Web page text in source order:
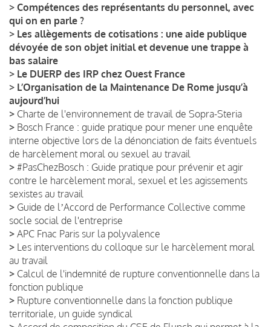
> Compétences des représentants du personnel, avec
qui on en parle ?
> Les allègements de cotisations : une aide publique
dévoyée de son objet initial et devenue une trappe à
bas salaire
> Le DUERP des IRP chez Ouest France
> L’Organisation de la Maintenance De Rome jusqu’à
aujourd’hui
> Charte de l'environnement de travail de Sopra-Steria
> Bosch France : guide pratique pour mener une enquête
interne objective lors de la dénonciation de faits éventuels
de harcèlement moral ou sexuel au travail
> #PasChezBosch : Guide pratique pour prévenir et agir
contre le harcèlement moral, sexuel et les agissements
sexistes au travail
> Guide de lʼAccord de Performance Collective comme
socle social de l'entreprise
> APC Fnac Paris sur la polyvalence
> Les interventions du colloque sur le harcèlement moral
au travail
> Calcul de l'indemnité de rupture conventionnelle dans la
fonction publique
> Rupture conventionnelle dans la fonction publique
territoriale, un guide syndical